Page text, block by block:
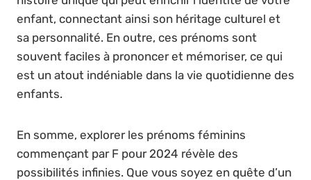
enfant, connectant ainsi son héritage culturel et
sa personnalité. En outre, ces prénoms sont
souvent faciles à prononcer et mémoriser, ce qui
est un atout indéniable dans la vie quotidienne des
enfants.
En somme, explorer les prénoms féminins
commençant par F pour 2024 révèle des
possibilités infinies. Que vous soyez en quête d’un